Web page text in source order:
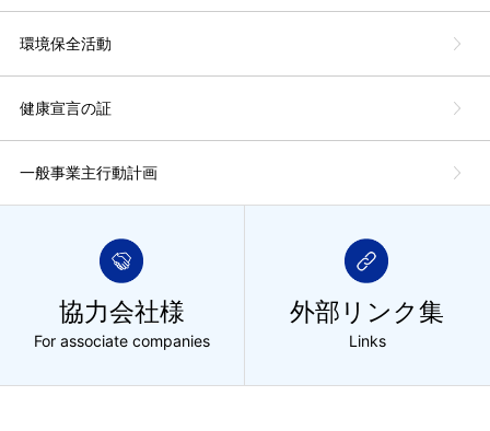
環境保全活動
健康宣言の証
一般事業主行動計画
協力会社様
For associate companies
外部リンク集
Links